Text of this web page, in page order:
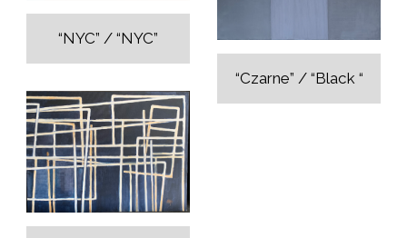
“NYC” / “NYC”
“Czarne” / “Black “